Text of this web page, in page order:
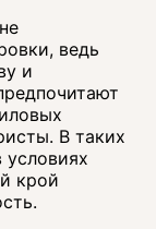
ведь
и
В таких
условиях
крой